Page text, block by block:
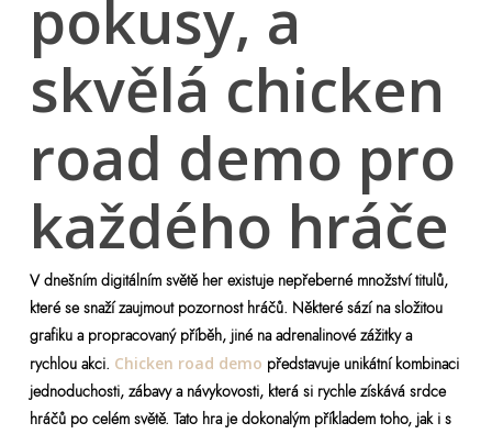
pokusy, a
skvělá chicken
road demo pro
každého hráče
V dnešním digitálním světě her existuje nepřeberné množství titulů,
které se snaží zaujmout pozornost hráčů. Některé sází na složitou
grafiku a propracovaný příběh, jiné na adrenalinové zážitky a
rychlou akci. Chicken road demo představuje unikátní kombinaci
jednoduchosti, zábavy a návykovosti, která si rychle získává srdce
hráčů po celém světě. Tato hra je dokonalým příkladem toho, jak i s